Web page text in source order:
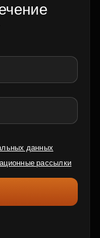
данных
рассылки